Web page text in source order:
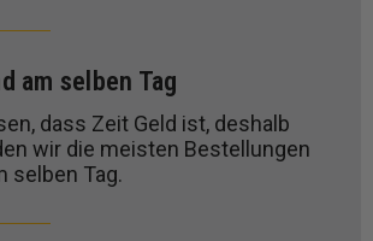
am selben Tag
dass Zeit Geld ist, deshalb
wir die meisten Bestellungen
selben Tag.